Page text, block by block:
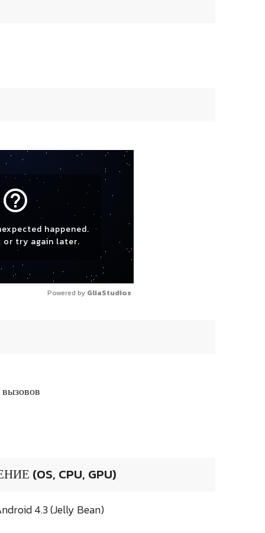
help_outline
happened.
or try again later.
Powered by GliaStudios
(OS, CPU, GPU)
4.3 (Jelly Bean)